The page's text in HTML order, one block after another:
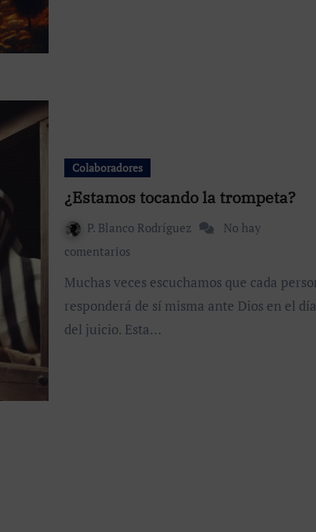
Colaboradores
¿Estamos tocando la trompeta?
P. Blanco Rodríguez
No hay
comentarios
Muchas veces escuchamos que cada persona
responderá de sí misma ante Dios en el día
del juicio. Esta…